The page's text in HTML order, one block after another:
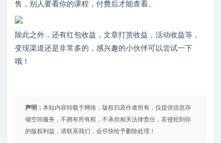
售，别人要看你的课程，付费后才能查看。
除此之外，还有红包收益，文章打赏收益，活动收益等，
变现渠道还是非常多的，感兴趣的小伙伴可以尝试一下
哦！
声明： 本站内容转载于网络，版权归原作者所有，仅提供信息存
储空间服务，不拥有所有权，不承担相关法律责任，若侵犯到你
的版权利益，请联系我们，会尽快给予删除处理！